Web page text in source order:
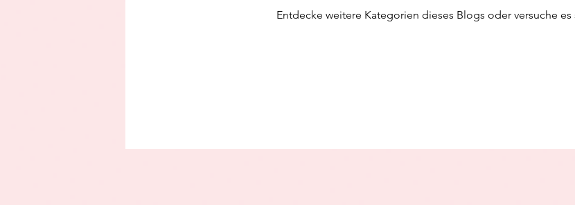
Entdecke weitere Kategorien dieses Blogs oder versuche